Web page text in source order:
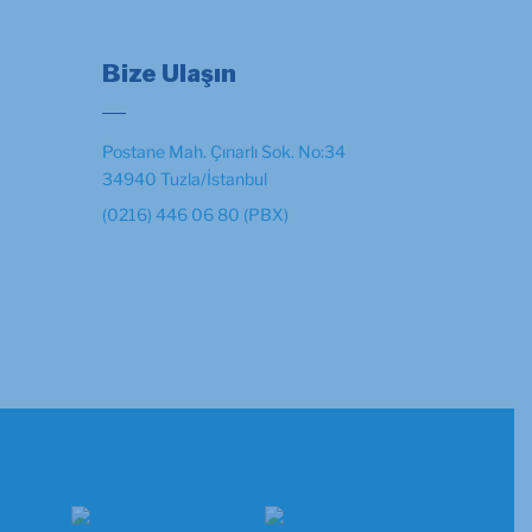
Bize Ulaşın
Postane Mah. Çınarlı Sok. No:34
34940 Tuzla/İstanbul
(0216) 446 06 80 (PBX)